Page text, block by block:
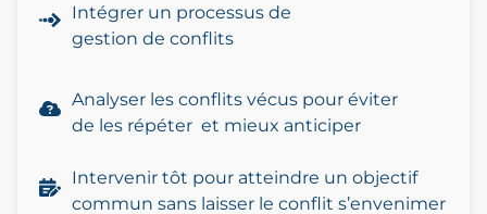
Intégrer un processus de
gestion de conflits
Analyser les conflits vécus pour éviter
de les répéter et mieux anticiper
Intervenir tôt pour atteindre un objectif
commun sans laisser le conflit s’envenimer